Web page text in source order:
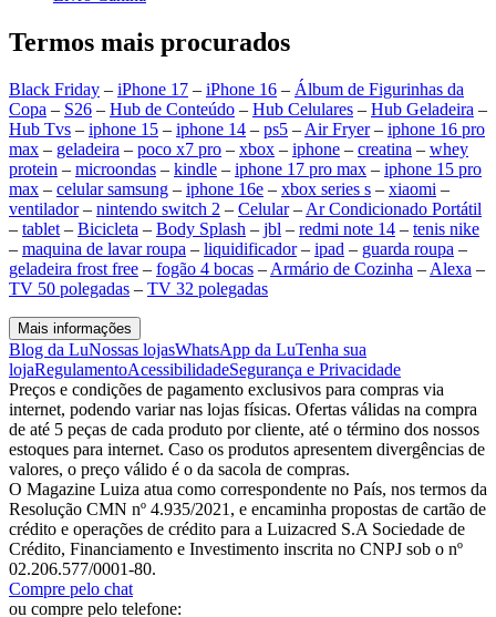
Termos mais procurados
Black Friday – iPhone 17 – iPhone 16 – Álbum de Figurinhas da
Copa – S26 – Hub de Conteúdo – Hub Celulares – Hub Geladeira –
Hub Tvs – iphone 15 – iphone 14 – ps5 – Air Fryer– iphone 16 pro
max – geladeira – poco x7 pro – xbox – iphone – creatina – whey
protein – microondas – kindle – iphone 17 pro max – iphone 15 pro
max – celular samsung – iphone 16e – xbox series s – xiaomi –
ventilador– nintendo switch 2 – Celular– Ar Condicionado Portátil
– tablet – Bicicleta – Body Splash – jbl – redmi note 14 – tenis nike
– maquina de lavar roupa – liquidificador– ipad – guarda roupa –
geladeira frost free – fogão 4 bocas – Armário de Cozinha – Alexa –
TV 50 polegadas – TV 32 polegadas
Mais informações
Blog da LuNossas lojasWhatsApp da LuTenha sua
lojaRegulamentoAcessibilidadeSegurança e Privacidade
Preços e condições de pagamento exclusivos para compras via
internet, podendo variar nas lojas físicas. Ofertas válidas na compra
de até 5 peças de cada produto por cliente, até o término dos nossos
estoques para internet. Caso os produtos apresentem divergências de
valores, o preço válido é o da sacola de compras.
O Magazine Luiza atua como correspondente no País, nos termos da
Resolução CMN nº 4.935/2021, e encaminha propostas de cartão de
crédito e operações de crédito para a Luizacred S.A Sociedade de
Crédito, Financiamento e Investimento inscrita no CNPJ sob o nº
02.206.577/0001-80.
Compre pelo chat
ou compre pelo telefone: